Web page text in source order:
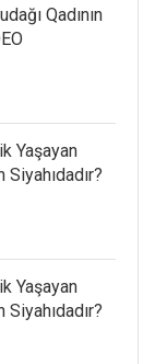
Qadının
Yaşayan
Yaşayan